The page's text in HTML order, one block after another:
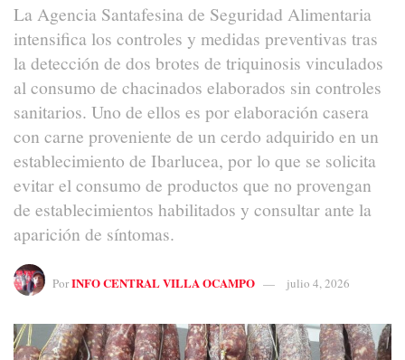
La Agencia Santafesina de Seguridad Alimentaria
intensifica los controles y medidas preventivas tras
la detección de dos brotes de triquinosis vinculados
al consumo de chacinados elaborados sin controles
sanitarios. Uno de ellos es por elaboración casera
con carne proveniente de un cerdo adquirido en un
establecimiento de Ibarlucea, por lo que se solicita
evitar el consumo de productos que no provengan
de establecimientos habilitados y consultar ante la
aparición de síntomas.
PorINFO CENTRAL VILLA OCAMPO julio 4, 2026